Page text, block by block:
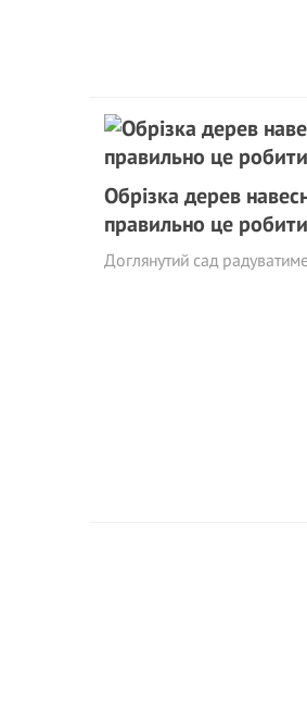
Обрізка дерев
правильно це робити
Доглянутий сад